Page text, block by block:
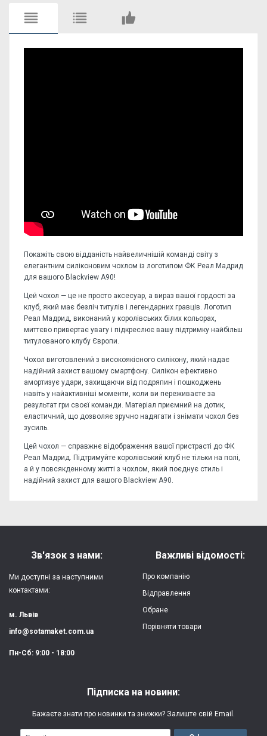
Покажіть свою відданість найвеличнішій команді світу з
елегантним силіконовим чохлом із логотипом ФК Реал Мадрид
для вашого Blackview A90!
Цей чохол — це не просто аксесуар, а вираз вашої гордості за
клуб, який має безліч титулів і легендарних гравців. Логотип
Реал Мадрид, виконаний у королівських білих кольорах,
миттєво привертає увагу і підкреслює вашу підтримку найбільш
титулованого клубу Європи.
Чохол виготовлений з високоякісного силікону, який надає
надійний захист вашому смартфону. Силікон ефективно
амортизує удари, захищаючи від подряпин і пошкоджень
навіть у найактивніші моменти, коли ви переживаєте за
результат гри своєї команди. Матеріал приємний на дотик,
еластичний, що дозволяє зручно надягати і знімати чохол без
зусиль.
Цей чохол — справжнє відображення вашої пристрасті до ФК
Реал Мадрид. Підтримуйте королівський клуб не тільки на полі,
а й у повсякденному житті з чохлом, який поєднує стиль і
надійний захист для вашого Blackview A90.
Захист:
від ударів,
Якість:
яскрава, чітка
Особливості:
(вологостійкий, гнучкий)
Напишіть відгук або думку
Зв'язок з нами:
Ми доступні за наступними
контактами:
м. Львів
info@sotamaket.com.ua
Пн-Сб: 9:00 - 18:00
Важливі відомості:
Про компанію
Відправлення
Обране
Порівняти товари
Підписка на новини:
Бажаєте знати про новинки та знижки? Залиште свій Email.